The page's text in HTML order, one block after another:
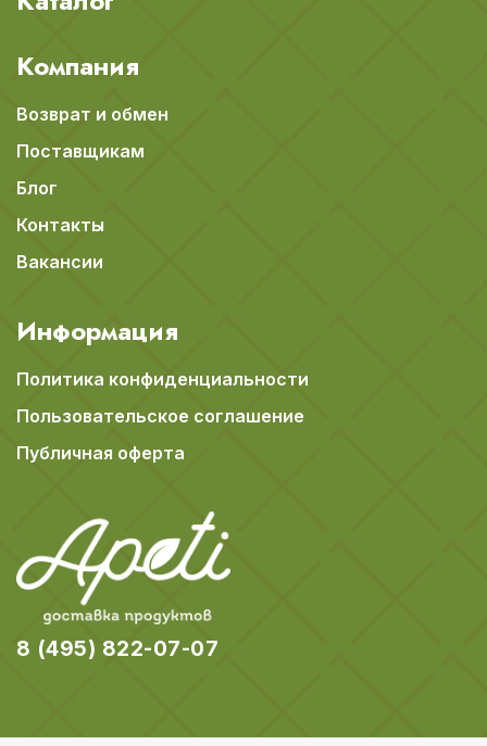
Компания
Возврат и обмен
Поставщикам
Блог
Контакты
Вакансии
Информация
Политика конфиденциальности
Пользовательское соглашение
Публичная оферта
8 (495) 822-07-07